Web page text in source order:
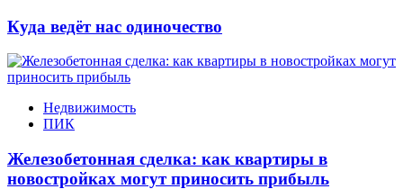
Куда ведёт нас одиночество
Недвижимость
ПИК
Железобетонная сделка: как квартиры в
новостройках могут приносить прибыль